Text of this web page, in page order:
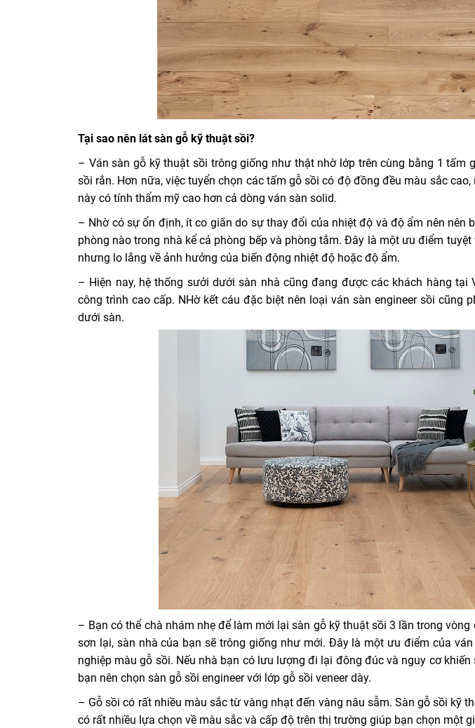
Tại sao nên lát sàn gỗ kỹ thuật sồi?
– Ván sàn gỗ kỹ thuật sồi trông giống như thật nhờ lớp trên cùng bằng 1 tấm
sồi rắn. Hơn nữa, việc tuyển chọn các tấm gỗ sồi có độ đồng đều màu sắc
này có tính thẩm mỹ cao hơn cả dòng ván sàn solid.
– Nhờ có sự ổn định, ít co giãn do sự thay đổi của nhiệt độ và độ ẩm nên nên
phòng nào trong nhà kể cả phòng bếp và phòng tắm. Đây là một ưu điểm
nhưng lo lắng về ảnh hưởng của biến động nhiệt độ hoặc độ ẩm.
– Hiện nay, hệ thống sưởi dưới sàn nhà cũng đang được các khách hàng tại
công trình cao cấp. NHờ kết cáu đặc biệt nên loại ván sàn engineer sồi cũng
dưới sàn.
– Bạn có thể chà nhám nhẹ để làm mới lại sàn gỗ kỹ thuật sồi 3 lần trong
sơn lại, sàn nhà của bạn sẽ trông giống như mới. Đây là một ưu điểm của
nghiệp màu gỗ sồi. Nếu nhà bạn có lưu lượng đi lại đông đúc và nguy cơ
bạn nên chọn sàn gỗ sồi engineer với lớp gỗ sồi veneer dày.
– Gỗ sồi có rất nhiều màu sắc từ vàng nhạt đến vàng nâu sẫm. Sàn gỗ sồi kỹ
có rất nhiều lựa chọn về màu sắc và cấp độ trên thị trường giúp bạn chọn một